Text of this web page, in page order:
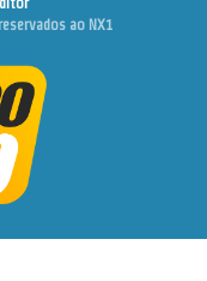
ao NX1